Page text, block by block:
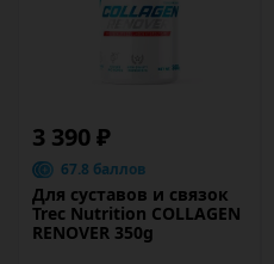
3 390 ₽
67.8 баллов
Для суставов и связок
Trec Nutrition COLLAGEN
RENOVER 350g